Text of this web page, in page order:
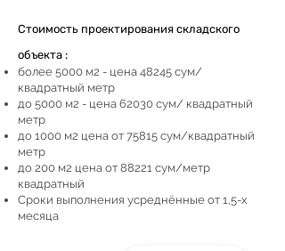
Стоимость проектирования складского
объекта :
более 5000 м2 - цена 48245 сум/
квадратный метр
до 5000 м2 - цена 62030 сум/ квадратный
метр
до 1000 м2 цена от 75815 сум/квадратный
метр
до 200 м2 цена от 88221 сум/метр
квадратный
Сроки выполнения усреднённые от 1,5-х
месяца